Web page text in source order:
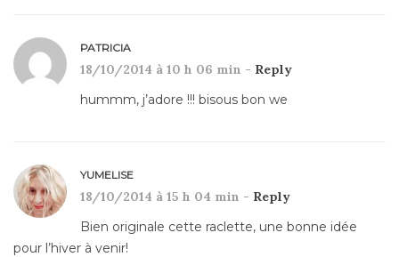
PATRICIA
18/10/2014 à 10 h 06 min - Reply
hummm, j’adore !!! bisous bon we
YUMELISE
18/10/2014 à 15 h 04 min - Reply
Bien originale cette raclette, une bonne idée
pour l’hiver à venir!